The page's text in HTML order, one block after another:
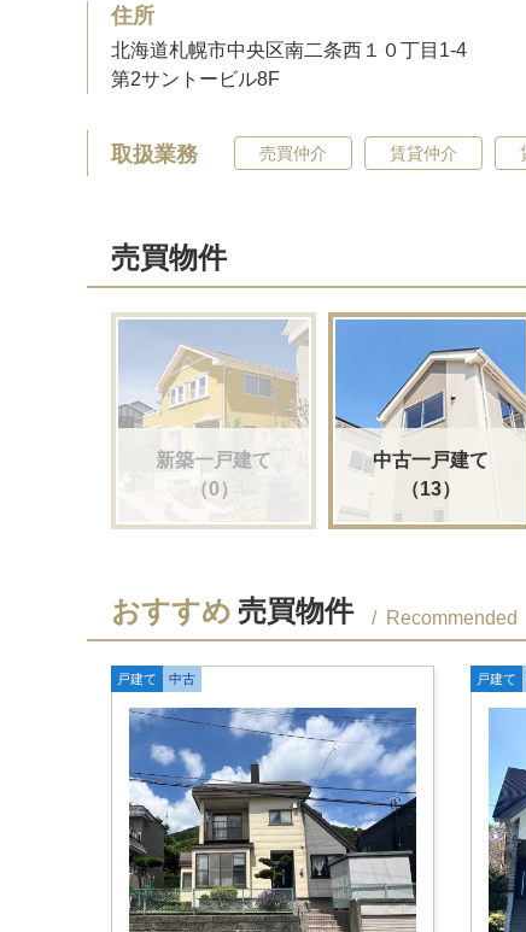
住所
北海道札幌市中央区南二条西１０丁目1-4
第2サントービル8F
取扱業務 売買仲介 賃貸仲介
売買物件
新築一戸建て
（0）
中古一戸建て
（13）
おすすめ 売買物件 Recommended
戸建て 中古 戸建て